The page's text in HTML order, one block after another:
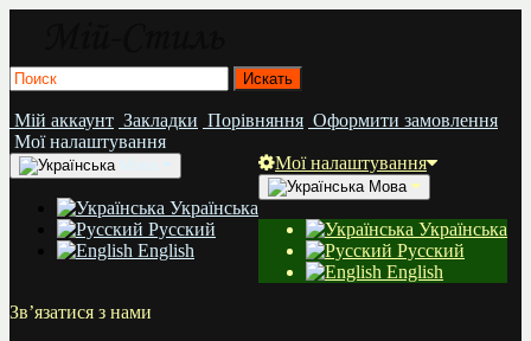
Мій аккаунт Закладки Порівняння Оформити замовлення
Мої налаштування
Українська
Русский
English
Мої налаштування
Мова
Українська
Русский
English
Зв’язатися з нами